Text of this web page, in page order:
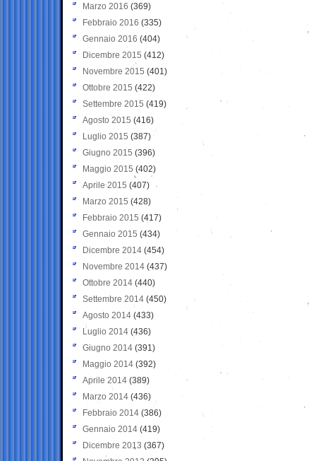
Marzo 2016 (369)
Febbraio 2016 (335)
Gennaio 2016 (404)
Dicembre 2015 (412)
Novembre 2015 (401)
Ottobre 2015 (422)
Settembre 2015 (419)
Agosto 2015 (416)
Luglio 2015 (387)
Giugno 2015 (396)
Maggio 2015 (402)
Aprile 2015 (407)
Marzo 2015 (428)
Febbraio 2015 (417)
Gennaio 2015 (434)
Dicembre 2014 (454)
Novembre 2014 (437)
Ottobre 2014 (440)
Settembre 2014 (450)
Agosto 2014 (433)
Luglio 2014 (436)
Giugno 2014 (391)
Maggio 2014 (392)
Aprile 2014 (389)
Marzo 2014 (436)
Febbraio 2014 (386)
Gennaio 2014 (419)
Dicembre 2013 (367)